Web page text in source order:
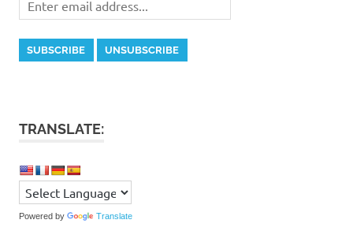
TRANSLATE:
Powered by Translate